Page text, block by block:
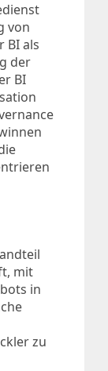
von
BI als
der
BI
mit
in
zu